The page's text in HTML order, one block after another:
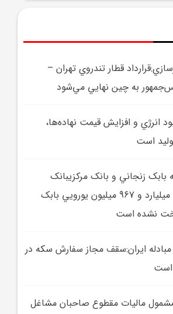
قطار تندروي تهران –
به چين نهايي مي‌شود
انرژي و افزايش قيمت نهاده‌ها،
است
بابک زنجاني و بانک مرکزيبانک
مرکزي: بدهي يک ميليارد و 967 ميليون يورويي بابک
نشده است
ايران:سقف مجاز سفارش سکه در
ماليات مقطوع صاحبان مشاغل